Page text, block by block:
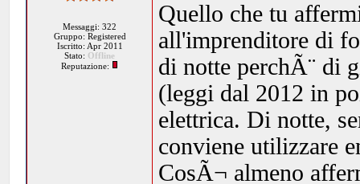
Messaggi: 322
Gruppo: Registered
Iscritto: Apr 2011
Stato: Offline
Reputazione:
Quello che tu
all'imprenditore di
di notte perchÃ¨ di
(leggi dal 2012 in
elettrica. Di notte,
conviene utilizzare
CosÃ¬ almeno